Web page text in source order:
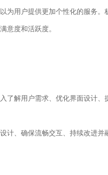
为用户提供更加个性化的服务。
意度和活跃度。
了解用户需求、优化界面设计
计、确保流畅交互、持续改进